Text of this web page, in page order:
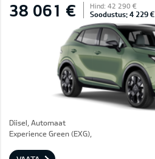
38 061 € Hind: 42 290 €
Soodustus: 4 229 €
Diisel, Automaat
Experience Green (EXG),